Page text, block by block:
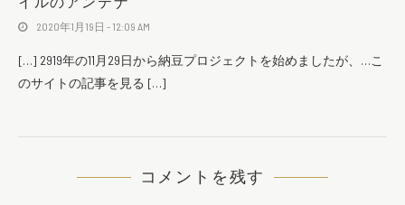
2020年1月19日 - 12:09 AM
[…] 2919年の11月29日から納豆プロジェクトを始めましたが、…こ
のサイトの記事を見る […]
コメントを残す